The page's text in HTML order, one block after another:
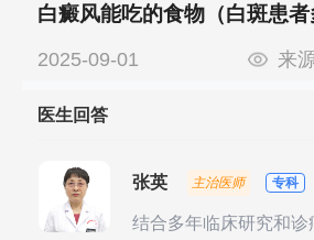
白癜风能吃的食物（白斑患者
2025-09-01 来
医生回答
张英 主治医师 专科
结合多年临床研究和诊